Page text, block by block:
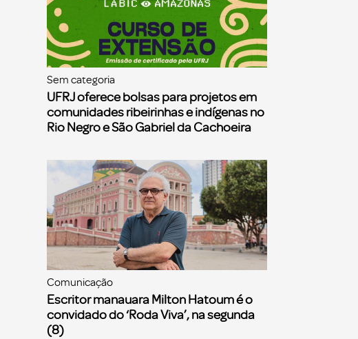
Sem categoria
UFRJ oferece bolsas para projetos em
comunidades ribeirinhas e indígenas no
Rio Negro e São Gabriel da Cachoeira
Comunicação
Escritor manauara Milton Hatoum é o
convidado do ‘Roda Viva’, na segunda
(8)